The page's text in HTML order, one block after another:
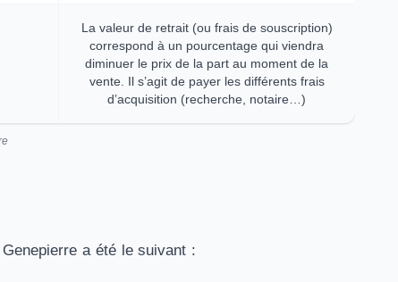
La valeur de retrait (ou frais de souscription)
correspond à un pourcentage qui viendra
diminuer le prix de la part au moment de la
vente. Il s’agit de payer les différents frais
d’acquisition (recherche, notaire…)
a été le suivant :